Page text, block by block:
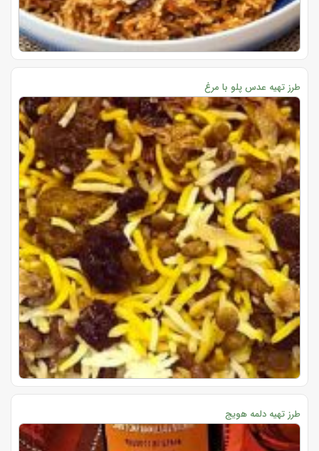
طرز تهیه عدس پلو با مرغ
طرز تهیه دلمه هویج